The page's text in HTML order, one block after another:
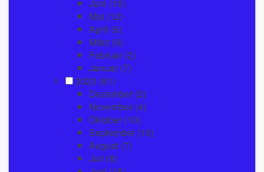
Juni (10)
Mai (12)
April (6)
März (6)
Februar (2)
Januar (7)
2023 (81)
Dezember (2)
November (4)
Oktober (10)
September (10)
August (7)
Juli (8)